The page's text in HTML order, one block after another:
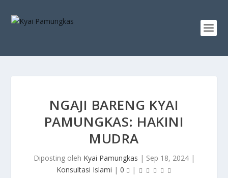
NGAJI BARENG KYAI
PAMUNGKAS: HAKINI
MUDRA
Diposting oleh Kyai Pamungkas | Sep 18, 2024|
Konsultasi Islami | 0 |